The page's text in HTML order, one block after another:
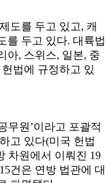
도를 두고 있고, 캐
를 두고 있다. 대륙법
아, 스위스, 일본, 중
법에 규정하고 있
무원’이라고 포괄적
고 있다(미국 헌법
차원에서 이뤄진 19
건은 연방 법관에 대